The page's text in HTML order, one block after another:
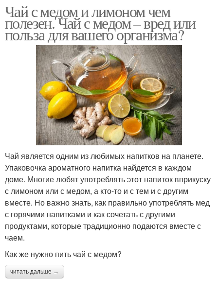
Чай с медом и лимоном чем
полезен. Чай с медом – вред или
польза для вашего организма?
Чай является одним из любимых напитков на планете.
Упаковочка ароматного напитка найдется в каждом
доме. Многие любят употреблять этот напиток вприкуску
с лимоном или с медом, а кто-то и с тем и с другим
вместе. Но важно знать, как правильно употреблять мед
с горячими напитками и как сочетать с другими
продуктами, которые традиционно подаются вместе с
чаем.
Как же нужно пить чай с медом?
читать дальше →